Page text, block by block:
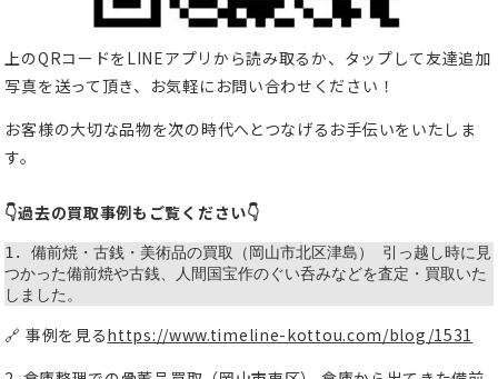
上のQRコードをLINEアプリから読み取るか、タップして友達追加
写真を送って頂き、お気軽にお問い合わせください！
お客様の大切な品物を次の時代へとつなげるお手伝いをいたしま
す。
👇過去の買取事例もご覧ください👇
1. 備前焼・古銭・美術品の買取（岡山市北区津島） 引っ越し時に見
つかった備前焼や古銭、人間国宝作のぐい呑みなどを査定・買取いた
しました。
🔗 事例を見るhttps://www.timeline-kottou.com/blog/1531